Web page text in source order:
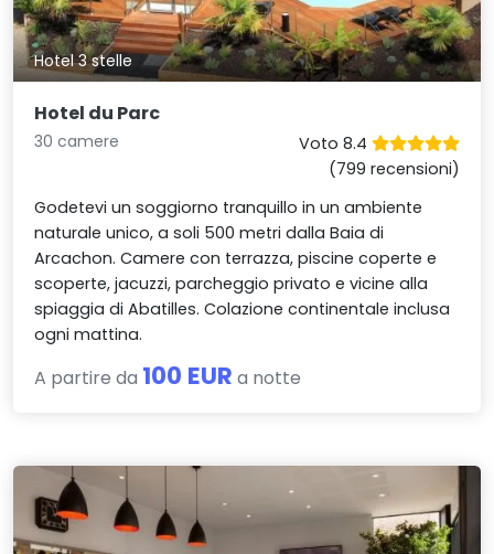
Hotel 3 stelle
Hotel du Parc
30 camere
Voto 8.4
(799 recensioni)
Godetevi un soggiorno tranquillo in un ambiente
naturale unico, a soli 500 metri dalla Baia di
Arcachon. Camere con terrazza, piscine coperte e
scoperte, jacuzzi, parcheggio privato e vicine alla
spiaggia di Abatilles. Colazione continentale inclusa
ogni mattina.
A partire da 100 EUR a notte